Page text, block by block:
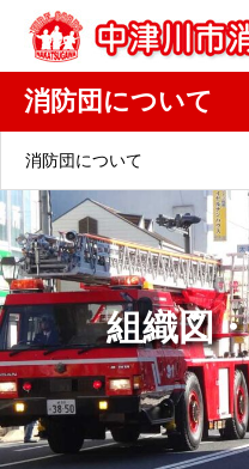
消防団について
消防団について
組織図